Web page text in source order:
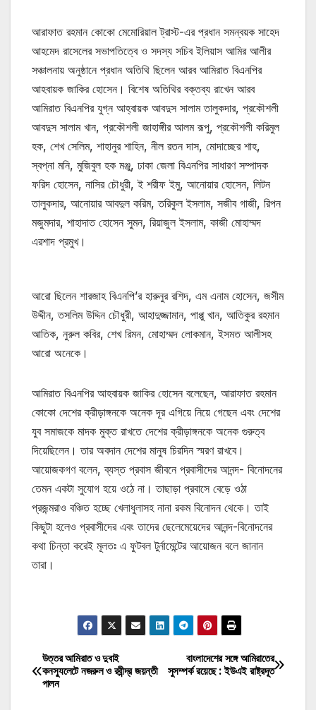
আরাফাত রহমান কোকো মেমোরিয়াল ট্রাস্ট-এর প্রধান সমন্বয়ক সাহেদ
আহমেদ রাসেলের সভাপতিত্বে ও সদস্য সচিব ইলিয়াস আমির আলীর
সঞ্চালনায় অনুষ্ঠানে প্রধান অতিথি ছিলেন আরব আমিরাত বিএনপির
আহবায়ক জাকির হোসেন। বিশেষ অতিথির বক্তব্য রাখেন আরব
আমিরাত বিএনপির যুগ্ন আহ্বায়ক আবদুস সালাম তালুকদার, প্রকৌশলী
আবদুস সালাম খান, প্রকৌশলী জাহাঙ্গীর আলম রূপু, প্রকৌশলী করিমুল
হক, শেখ সেলিম, শাহানুর শাহিন, নীল রতন দাস, মোদাচ্ছের শাহ,
স্বপ্না মনি, মুজিবুল হক মঞ্জু, ঢাকা জেলা বিএনপির সাধারণ সম্পাদক
ফরিদ হোসেন, নাসির চৌধুরী, ই শরীফ ইমু, আনোয়ার হোসেন, লিটন
তালুকদার, আনোয়ার আবদুল করিম, তরিকুল ইসলাম, সজীব গাজী, রিপন
মজুমদার, শাহাদাত হোসেন সুমন, রিয়াজুল ইসলাম, কাজী মোহাম্মদ
এরশাদ প্রমুখ।
আরো ছিলেন শারজাহ বিএনপি’র হারুনুর রশিদ, এম এনাম হোসেন, জসীম
উদ্দীন, তসলিম উদ্দিন চৌধুরী, আহাদুজ্জামান, পাপ্পু খান, আতিকুর রহমান
আতিক, নুরুল কবির, শেখ রিমন, মোহাম্মদ লোকমান, ইসমত আলীসহ
আরো অনেকে।
আমিরাত বিএনপির আহবায়ক জাকির হোসেন বলেছেন, আরাফাত রহমান
কোকো দেশের ক্রীড়াঙ্গনকে অনেক দূর এগিয়ে নিয়ে গেছেন এবং দেশের
যুব সমাজকে মাদক মুক্ত রাখতে দেশের ক্রীড়াঙ্গনকে অনেক গুরুত্ব
দিয়েছিলেন। তার অবদান দেশের মানুষ চিরদিন স্মরণ রাখবে।
আয়োজকগণ বলেন, ব্যস্ত প্রবাস জীবনে প্রবাসীদের আনন্দ- বিনোদনের
তেমন একটা সুযোগ হয়ে ওঠে না। তাছাড়া প্রবাসে বেড়ে ওঠা
প্রজন্মরাও বঞ্চিত হচ্ছে খেলাধুলাসহ নানা রকম বিনোদন থেকে। তাই
কিছুটা হলেও প্রবাসীদের এবং তাদের ছেলেমেয়েদের আনন্দ-বিনোদনের
কথা চিন্তা করেই মূলতঃ এ ফুটবল টুর্নামেন্টের আয়োজন বলে জানান
তারা।
Post
navigation
বাংলাদেশের সঙ্গে আমিরাতের
সুসম্পর্ক রয়েছে : ইউএই রাষ্ট্রদূত
উত্তর আমিরাত ও দুবাই
কনস্যুলেটে নজরুল ও রবীন্দ্র জয়ন্তী
পালন